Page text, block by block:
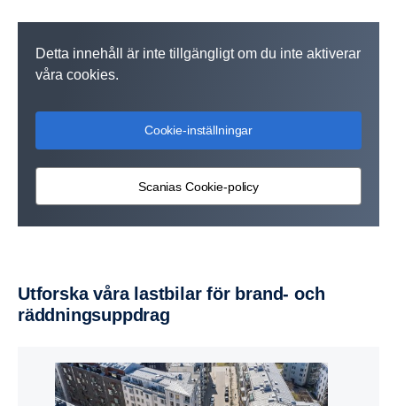
Detta innehåll är inte tillgängligt om du inte aktiverar
våra cookies.
Cookie-inställningar
Scanias Cookie-policy
Utforska våra lastbilar för brand- och
räddnings­upp­drag